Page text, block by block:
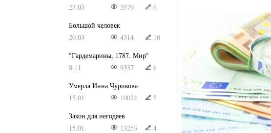
27.03
3579
6
Большой человек
20.03
4314
10
"Гардемарины, 1787. Мир"
8.11
9337
6
Умерла Инна Чурикова
15.01
10024
5
Закон для негодяев
15.01
13253 4